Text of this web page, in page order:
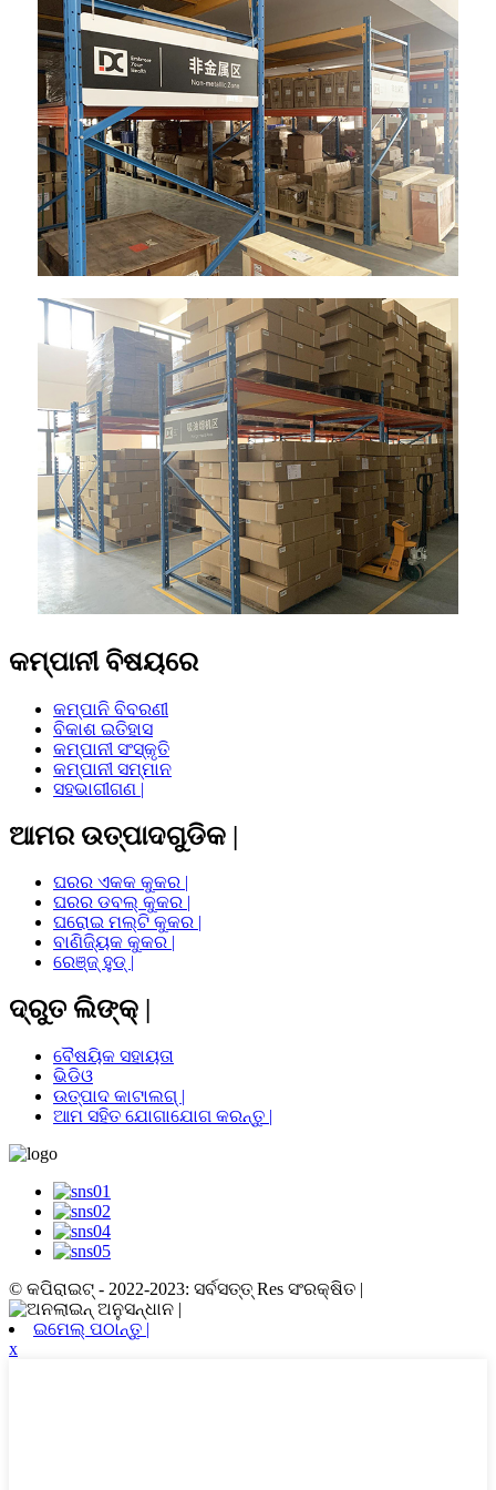
କମ୍ପାନୀ ବିଷୟରେ
କମ୍ପାନି ବିବରଣୀ
ବିକାଶ ଇତିହାସ
କମ୍ପାନୀ ସଂସ୍କୃତି
କମ୍ପାନୀ ସମ୍ମାନ
ସହଭାଗୀଗଣ |
ଆମର ଉତ୍ପାଦଗୁଡିକ |
ଘରର ଏକକ କୁକର |
ଘରର ଡବଲ୍ କୁକର |
ଘରୋଇ ମଲ୍ଟି କୁକର |
ବାଣିଜ୍ୟିକ କୁକର |
ରେଞ୍ଜ୍ ହୁଡ୍ |
ଦ୍ରୁତ ଲିଙ୍କ୍ |
ବୈଷୟିକ ସହାୟତା
ଭିଡିଓ
ଉତ୍ପାଦ କାଟାଲଗ୍ |
ଆମ ସହିତ ଯୋଗାଯୋଗ କରନ୍ତୁ |
© କପିରାଇଟ୍ - 2022-2023: ସର୍ବସତ୍ତ୍ Res ସଂରକ୍ଷିତ |
ଇମେଲ୍ ପଠାନ୍ତୁ |
x